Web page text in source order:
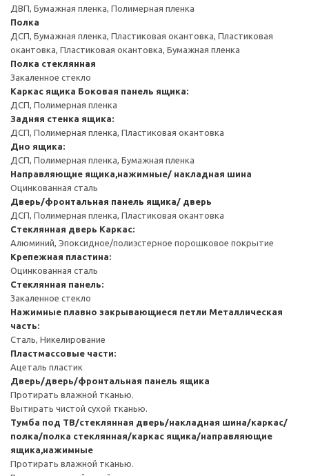
ДВП, Бумажная пленка, Полимерная пленка
Полка
ДСП, Бумажная пленка, Пластиковая окантовка, Пластиковая
окантовка, Пластиковая окантовка, Бумажная пленка
Полка стеклянная
Закаленное стекло
Каркас ящика Боковая панель ящика:
ДСП, Полимерная пленка
Задняя стенка ящика:
ДСП, Полимерная пленка, Пластиковая окантовка
Дно ящика:
ДСП, Полимерная пленка, Бумажная пленка
Направляющие ящика,нажимные/ накладная шина
Оцинкованная сталь
Дверь/фронтальная панель ящика/ дверь
ДСП, Полимерная пленка, Пластиковая окантовка
Стеклянная дверь Каркас:
Алюминий, Эпоксидное/полиэстерное порошковое покрытие
Крепежная пластина:
Оцинкованная сталь
Стеклянная панель:
Закаленное стекло
Нажимные плавно закрывающиеся петли Металлическая
часть:
Сталь, Никелирование
Пластмассовые части:
Ацеталь пластик
Дверь/дверь/фронтальная панель ящика
Протирать влажной тканью.
Вытирать чистой сухой тканью.
Тумба под ТВ/стеклянная дверь/накладная шина/каркас/
полка/полка стеклянная/каркас ящика/направляющие
ящика,нажимные
Протирать влажной тканью.